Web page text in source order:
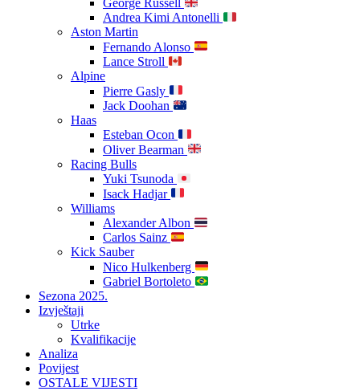
George Russell
Andrea Kimi Antonelli
Aston Martin
Fernando Alonso
Lance Stroll
Alpine
Pierre Gasly
Jack Doohan
Haas
Esteban Ocon
Oliver Bearman
Racing Bulls
Yuki Tsunoda
Isack Hadjar
Williams
Alexander Albon
Carlos Sainz
Kick Sauber
Nico Hulkenberg
Gabriel Bortoleto
Sezona 2025.
Izvještaji
Utrke
Kvalifikacije
Analiza
Povijest
OSTALE VIJESTI